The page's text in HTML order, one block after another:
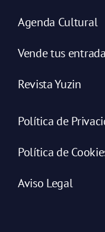
Agenda Cultural
Vende tus
Revista Yuzin
Política de
Política de
Aviso Legal